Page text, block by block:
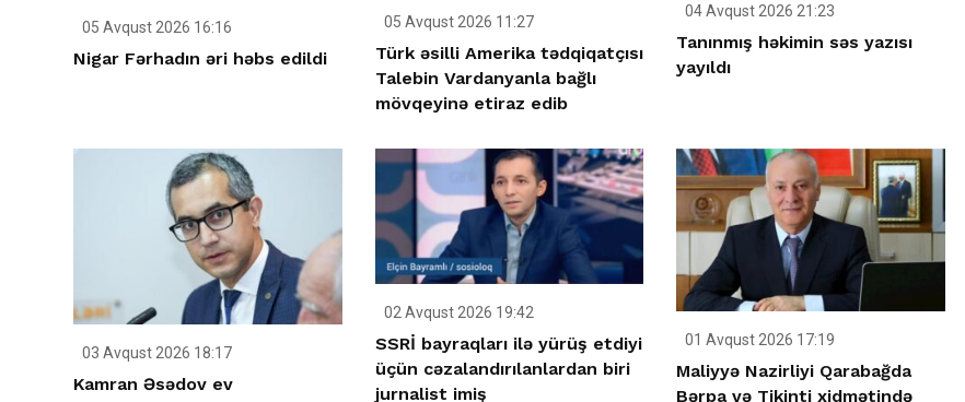
05 Avqust 2026 16:16
Nigar Fərhadın əri həbs edildi
05 Avqust 2026 11:27
Türk əsilli Amerika tədqiqatçısı
Talebin Vardanyanla bağlı
mövqeyinə etiraz edib
04 Avqust 2026 21:23
Tanınmış həkimin səs yazısı
yayıldı
03 Avqust 2026 18:17
Kamran Əsədov ev
02 Avqust 2026 19:42
SSRİ bayraqları ilə yürüş etdiyi
üçün cəzalandırılanlardan biri
jurnalist imiş
01 Avqust 2026 17:19
Maliyyə Nazirliyi Qarabağda
Bərpa və Tikinti xidmətində